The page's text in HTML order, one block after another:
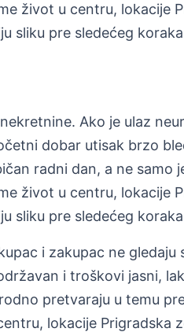
život u centru, lokacije
sliku pre sledećeg
Ako je ulaz
dobar utisak brzo
radni dan, a ne samo
život u centru, lokacije
sliku pre sledećeg
i zakupac ne gledaju
i troškovi jasni,
pretvaraju u temu
lokacije Prigradska